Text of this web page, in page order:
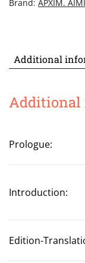
Brand: ΑΡΧΙΜ.
Additional
Prologue:
Introduction:
Edition-